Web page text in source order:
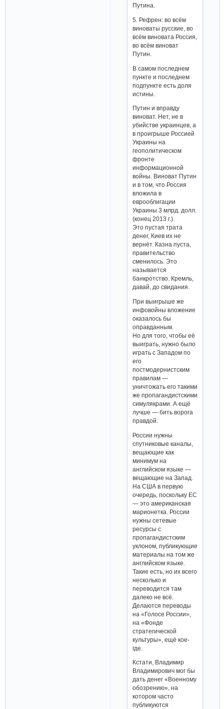
Путина.
5. Рефрен: во всём
виноваты русские, во
всём виновата Россия,
во всём виноват
Путин.
В самом последнем
пункте и последнем
подпункте есть доля
истины.
Путин и вправду
виноват. Нет, не в
убийстве украинцев, а
в проигрыше Россией
Украины на
геополитическом
фронте
информационной
войны. Виноват Путин
и в том, что Россия
вложила в
еврооблигации
Украины 3 млрд. долл.
(конец 2013 г.).
Это пустая трата
денег, Киев их не
вернёт. Казна пуста,
правительство
сменилось. Это
называется
банкротство. Кремль,
давай, до свидания.
При выигрыше же
инфовойны вложение
оказалось бы
оправданным.
Но для того, чтобы её
выиграть, нужно было
играть с Западом по
его
постмодернистским
правилам —
уничтожать его такими
же пропагандистскими
симулякрами. А ещё
лучше — бить ворога
правдой.
России нужны
спутниковые каналы,
вещающие как
минимум на
английском языке —
вещающие на Запад.
На США в первую
очередь, поскольку ЕС
— это американская
марионетка. России
нужны сетевые
ресурсы с
пропагандистским
уклоном, публикующие
материалы на том же
английском языке.
Такие есть, но их всего
несколько и
переводится там
далеко не всё.
Делаются переводы
на «Голосе России»,
на «Фонде
стратегической
культуры», ещё кое-
где.
Кстати, Владимир
Владимирович мог бы
дать денег «Военному
обозрению», на
котором часто
публикуются